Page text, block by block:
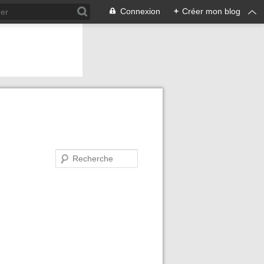
Connexion + Créer mon blog